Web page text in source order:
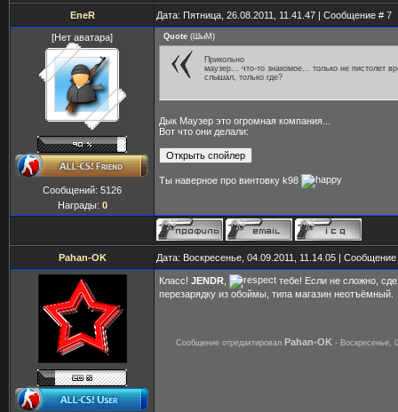
EneR Дата: Пятница, 26.08.2011, 11.41.47 | Сообщение # 7
[Нет аватара]
Сообщений: 5126
Награды: 0
Quote (ШыМ )
Прикольно
маузер... что-то знакомое... только не пистолет
слышал, только где?
Дык Маузер это огромная компания...
Вот что они делали:
Ты наверное про винтовку k98
Pahan-OK Дата: Воскресенье, 04.09.2011, 11.14.05 |
Класс! JENDR
тебе! Если не сложно,
перезарядку из обоймы, типа магазин неотъёмный.
Сообщение отредактировал Pahan-OK - Воскресенье,